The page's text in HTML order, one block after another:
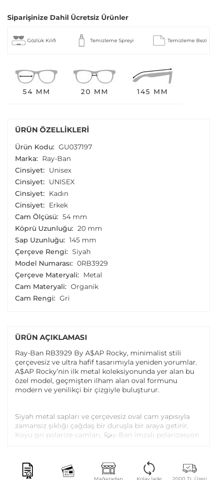
Siparişinize Dahil Ücretsiz Ürünler
Gözlük Kılıfı Temizleme Spreyi Temizleme Bezi
54 MM 20 MM 145 MM
ÜRÜN AÇIKLAMASI
Ray-Ban RB3929 By A$AP Rocky, minimalist stili
çerçevesiz ve ultra hafif tasarımıyla yeniden yorumlar.
A$AP Rocky’nin ilk metal koleksiyonunda yer alan bu
özel model, geçmişten ilham alan oval formunu
modern ve yenilikçi bir çizgiyle buluşturur.
Siyah metal sapları ve çerçevesiz oval cam yapısıyla
zamansız şıklığı çağdaş bir duruşla bir araya getirir.
Koyu gri polarize camları, Ray-Ban imzalı polarizasyon
ÜRÜN ÖZELLIKLERI
Ürün Kodu: GU037197
Marka: Ray-Ban
Cinsiyet: Unisex
Cinsiyet: UNISEX
Cinsiyet: Kadın
Cinsiyet: Erkek
Cam Ölçüsü: 54 mm
Köprü Uzunluğu: 20 mm
Sap Uzunluğu: 145 mm
Çerçeve Rengi: Siyah
Model Numarası: 0RB3929
Çerçeve Materyali: Metal
Cam Materyali: Organik
Cam Rengi: Gri